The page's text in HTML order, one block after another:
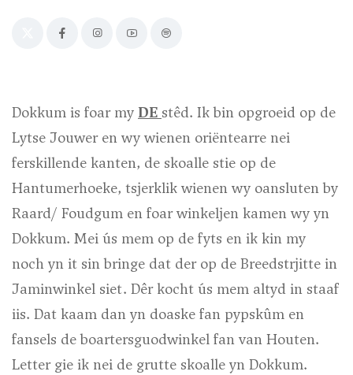
Dokkum is foar my DE stêd. Ik bin opgroeid op de
Lytse Jouwer en wy wienen oriëntearre nei
ferskillende kanten, de skoalle stie op de
Hantumerhoeke, tsjerklik wienen wy oansluten by
Raard/ Foudgum en foar winkeljen kamen wy yn
Dokkum. Mei ús mem op de fyts en ik kin my
noch yn it sin bringe dat der op de Breedstrjitte in
Jaminwinkel siet. Dêr kocht ús mem altyd in staaf
iis. Dat kaam dan yn doaske fan pypskûm en
fansels de boartersguodwinkel fan van Houten.
Letter gie ik nei de grutte skoalle yn Dokkum.